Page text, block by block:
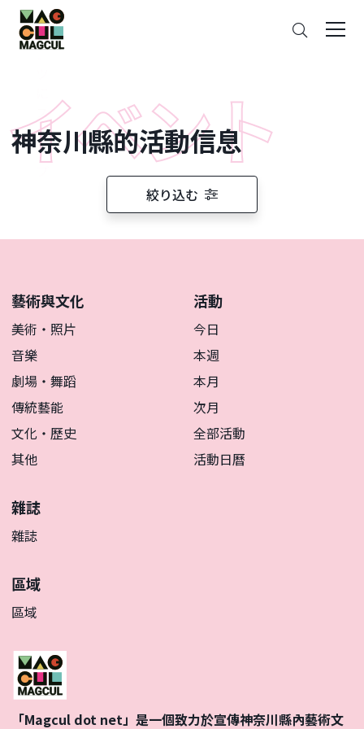
ン
テ
ン
ス
キ
ッ
神奈川縣的活動信息
絞り込む
藝術與文化
美術・照片
音樂
劇場・舞蹈
傳統藝能
文化・歷史
其他
活動
今日
本週
本月
次月
全部活動
活動日曆
雜誌
雜誌
區域
區域
「Magcul dot net」是一個致力於宣傳神奈川縣內藝術文